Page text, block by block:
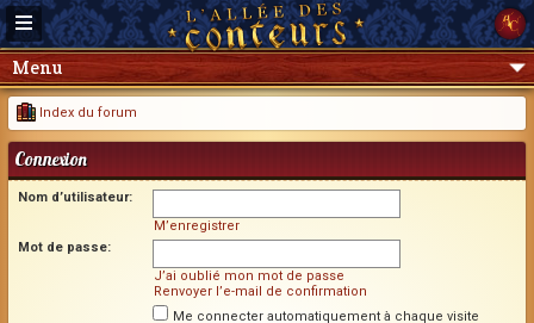
Menu
Index du forum
Connexion
Nom d’utilisateur:
M’enregistrer
Mot de passe:
J’ai oublié mon mot de passe
Renvoyer l’e-mail de confirmation
Me connecter automatiquement à chaque visite